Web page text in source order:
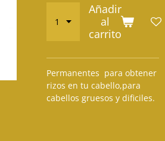
Añadir
al
carrito
Permanentes para obtener
rizos en tu cabello,para
cabellos gruesos y dificiles.